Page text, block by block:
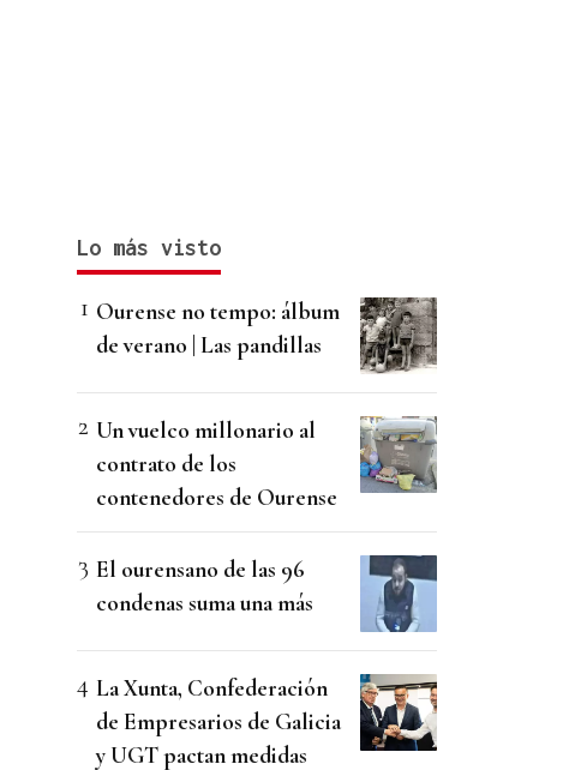
Lo más visto
Ourense no tempo: álbum
de verano | Las pandillas
Un vuelco millonario al
contrato de los
contenedores de Ourense
El ourensano de las 96
condenas suma una más
La Xunta, Confederación
de Empresarios de Galicia
y UGT pactan medidas